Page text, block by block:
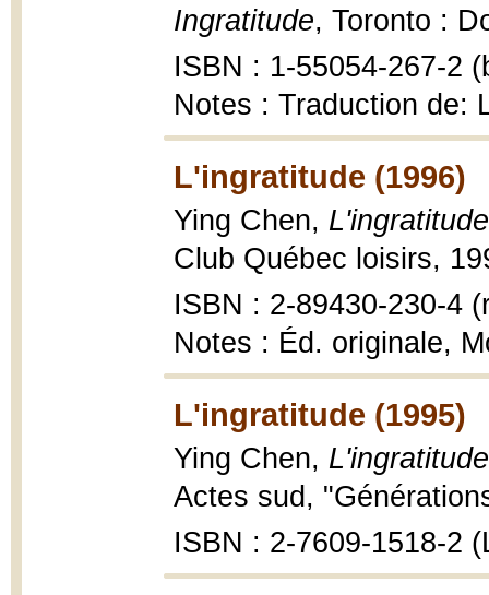
Ingratitude, Toronto :
ISBN : 1-55054-267-2
Notes : Traduction de:
L'ingratitude (1996)
Ying Chen,
Club Québec loisirs,
ISBN : 2-89430-230-4
Notes : Éd. originale,
L'ingratitude (1995)
Ying Chen,
Actes sud,
ISBN : 2-7609-1518-2